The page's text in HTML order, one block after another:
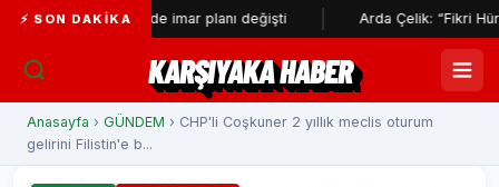
⚡ SON DAKIKA
çevresinde imar planı değişti Arda Çelik: “Fikri Hür, İrfanı
KARŞIYAKA HABER
Anasayfa › GÜNDEM › CHP'li Coşkuner 2 yıllık meclis oturum
gelirini Filistin'e b...